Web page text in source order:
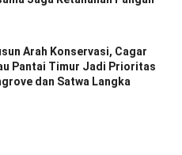
Arah Konservasi, Cagar
Pantai Timur Jadi Prioritas
dan Satwa Langka